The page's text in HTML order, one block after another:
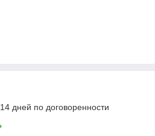
дней по договоренности